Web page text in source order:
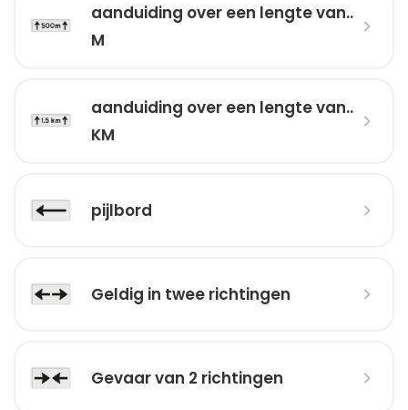
aanduiding over een lengte van..
M
aanduiding over een lengte van..
KM
pijlbord
Geldig in twee richtingen
Gevaar van 2 richtingen